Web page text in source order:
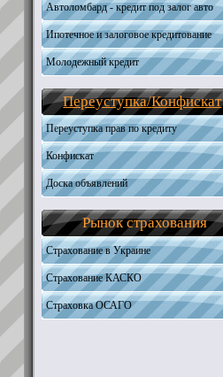
Получить кредит
Автоломбард - кредит под залог авто
Ипотечное и залоговое кредитование
Автокредитование
Кредиты на землю
Наличные под залог
Молодежный кредит
Переуступка/Конфискат
Переуступка прав по кредиту
Конфискат
Доска объявлений
Рынок страхования
Страхование в Украине
Страхование КАСКО
Страховка ОСАГО